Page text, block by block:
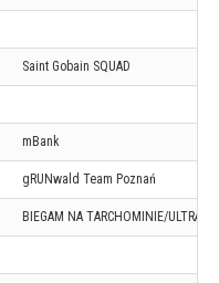
Saint Gobain SQUAD
mBank
gRUNwald Team Poznań
BIEGAM NA TARCHOMINIE/ULTRA